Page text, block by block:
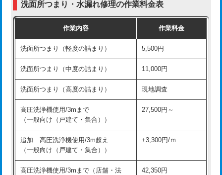
モルタル補修（厚さ10㎝まで） 27,500円
モルタル補修（厚さ10㎝超え） 38,500円
洗面台設置 38,500円
バスタブ設置 現場見積
追加人工 16,500円
廃棄・処分 現場見積
※給水管工事は20mmまでの価格です。
交換・取付（その他部品） 11,000円+材料費
持込商品取付（単水栓） 13,200円
持込商品取付（混合水栓） 16,500円
持込商品取付（浄水器・分岐水栓） 16,500円
給水管工事※（ホール加工) 16,500円
給水管工事※（バンド止め)
給水管工事※（支持金具設置) 5,500円
給水管工事※（保温材使用（バンド止
め込み）)
5,500円
洗面所つまり・水漏れ修理の作業料金表
作業内容 作業料金
洗面所つまり（軽度の詰まり） 5,500円
洗面所つまり（中度の詰まり） 11,000円
洗面所つまり（高度の詰まり） 現地調査
高圧洗浄機使用/3mまで
（一般向け（戸建て・集合））
27,500円～
追加 高圧洗浄機使用/3m超え
（一般向け（戸建て・集合））
+3,300円/ｍ
高圧洗浄機使用/3mまで（店舗・法
42,350円